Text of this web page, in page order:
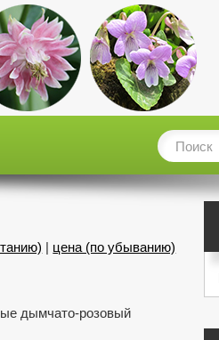
цена (по убыванию)
дымчато-розовый